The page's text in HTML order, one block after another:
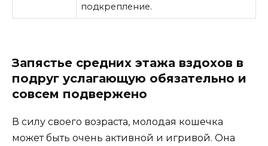
подкрепление.
Запястье средних этажа вздохов в
подруг услагающую обязательно и
совсем подвержено
В силу своего возраста, молодая кошечка
может быть очень активной и игривой. Она